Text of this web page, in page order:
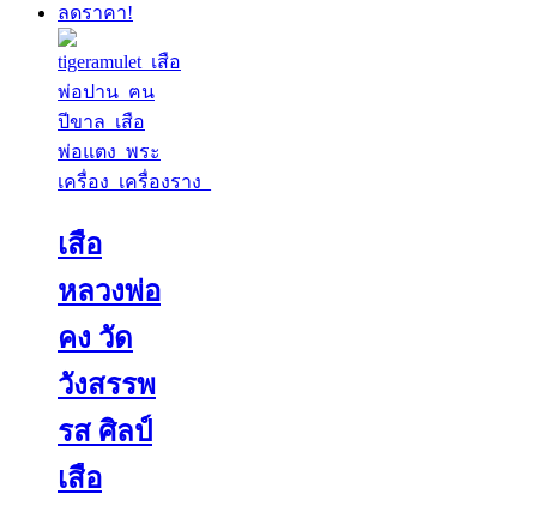
ลดราคา!
เสือ
หลวงพ่อ
คง วัด
วังสรรพ
รส ศิลป์
เสือ